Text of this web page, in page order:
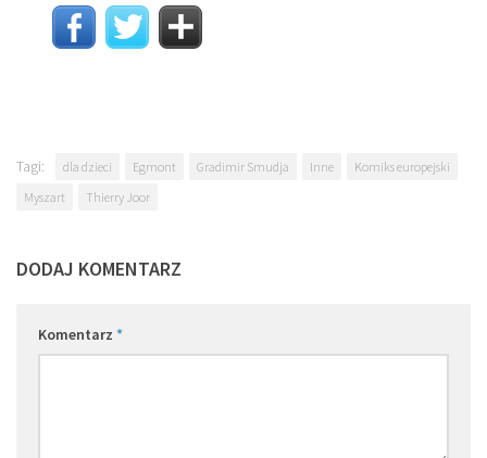
Tagi: dla dzieci Egmont Gradimir Smudja Inne
Komiks europejski
Myszart
Thierry Joor
DODAJ KOMENTARZ
Komentarz *